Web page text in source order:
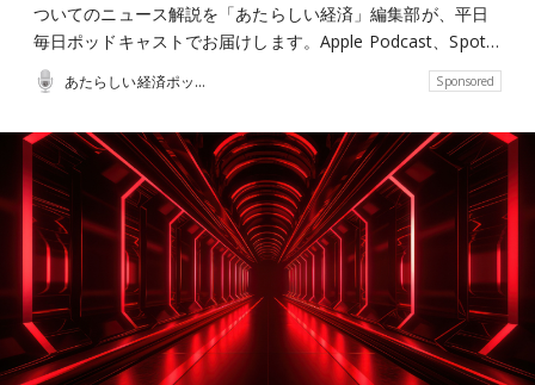
ついてのニュース解説を「あたらしい経済」編集部が、平日
毎日ポッドキャストでお届けします。Apple Podcast、Spot…
あたらしい経済ポッドキャスト Sponsored